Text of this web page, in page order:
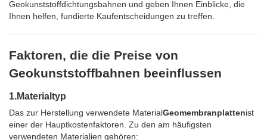
Geokunststoffdichtungsbahnen und geben Ihnen Einblicke, die
Ihnen helfen, fundierte Kaufentscheidungen zu treffen.
Faktoren, die die Preise von
Geokunststoffbahnen beeinflussen
1.Materialtyp
Das zur Herstellung verwendete MaterialGeomembranplattenist
einer der Hauptkostenfaktoren. Zu den am häufigsten
verwendeten Materialien gehören: